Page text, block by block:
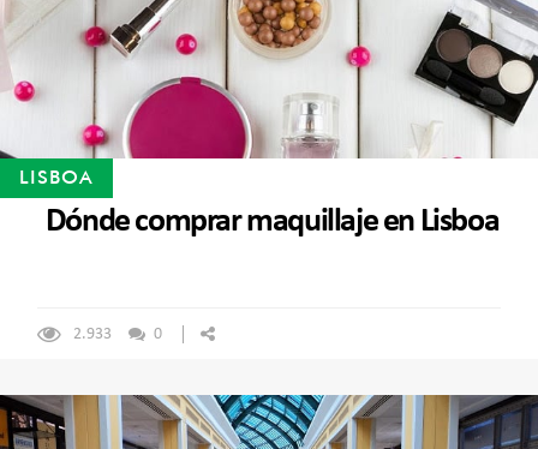
LISBOA
Dónde comprar maquillaje en Lisboa
2.933 0